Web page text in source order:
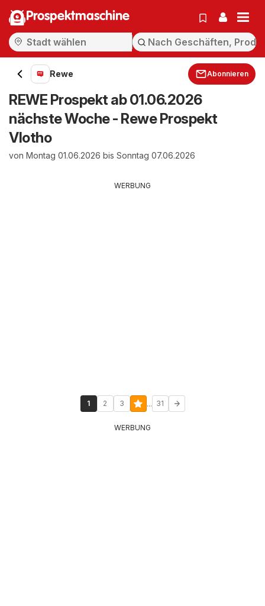
Prospektmaschine
Rewe Abonnieren
REWE Prospekt ab 01.06.2026
nächste Woche - Rewe Prospekt
Vlotho
von Montag 01.06.2026 bis Sonntag 07.06.2026
WERBUNG
1 2 3 ... 31
WERBUNG